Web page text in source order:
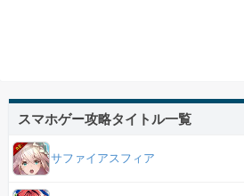
スマホゲー攻略タイトル一覧
サファイアスフィア